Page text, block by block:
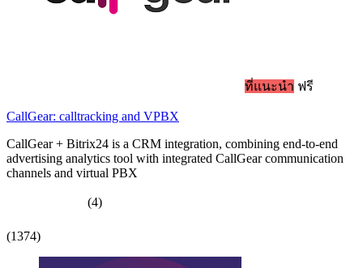
ที่แนะนำ ฟรี
CallGear: calltracking and VPBX
CallGear + Bitrix24 is a CRM integration, combining end-to-end
advertising analytics tool with integrated CallGear communication
channels and virtual PBX
(4)
(1374)